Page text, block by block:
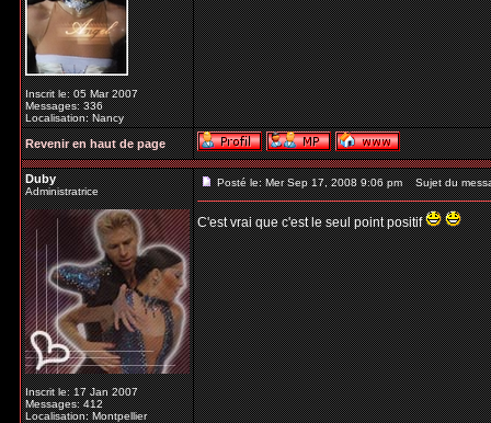
Inscrit le: 05 Mar 2007
Messages: 336
Localisation: Nancy
Revenir en haut de page
Duby
Administratrice
Inscrit le: 17 Jan 2007
Messages: 412
Localisation: Montpellier
Posté le: Mer Sep 17, 2008 9:06 pm Sujet du
C'est vrai que c'est le seul point positif